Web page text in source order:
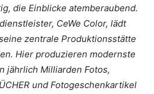
die Einblicke atemberaubend.
CeWe Color, lädt
zentrale Produktionsstätte
Hier produzieren modernste
jährlich Milliarden Fotos,
und Fotogeschenkartikel